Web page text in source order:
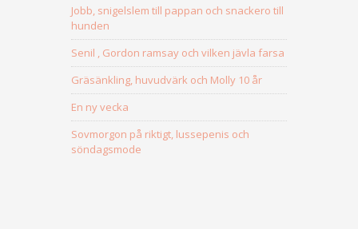
Jobb, snigelslem till pappan och snackero till
hunden
Senil , Gordon ramsay och vilken jävla farsa
Gräsänkling, huvudvärk och Molly 10 år
En ny vecka
Sovmorgon på riktigt, lussepenis och
söndagsmode